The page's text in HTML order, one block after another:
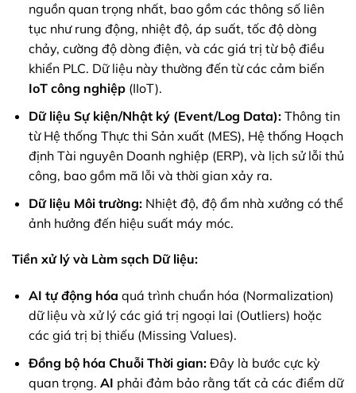
nguồn quan trọng nhất, bao gồm các thông số liên
tục như rung động, nhiệt độ, áp suất, tốc độ dòng
chảy, cường độ dòng điện, và các giá trị từ bộ điều
khiển PLC. Dữ liệu này thường đến từ các cảm biến
IoT công nghiệp(IIoT).
Dữ liệu Sự kiện/Nhật ký (Event/Log Data):Thông tin
từ Hệ thống Thực thi Sản xuất (MES), Hệ thống Hoạch
định Tài nguyên Doanh nghiệp (ERP), và lịch sử lỗi thủ
công, bao gồm mã lỗi và thời gian xảy ra.
Dữ liệu Môi trường:Nhiệt độ, độ ẩm nhà xưởng có thể
ảnh hưởng đến hiệu suất máy móc.
Tiền xử lý và Làm sạch Dữ liệu:
AI tự động hóa quá trình chuẩn hóa (Normalization)
dữ liệu và xử lý các giá trị ngoại lai (Outliers) hoặc
các giá trị bị thiếu (Missing Values).
Đồng bộ hóa Chuỗi Thời gian:Đây là bước cực kỳ
quan trọng. AI phải đảm bảo rằng tất cả các điểm dữ